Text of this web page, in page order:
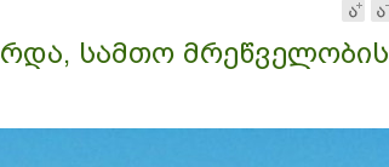
სამთო მრეწველობის